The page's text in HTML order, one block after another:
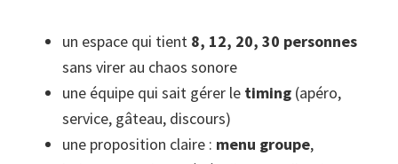
un espace qui tient 8, 12, 20, 30 personnes
sans virer au chaos sonore
une équipe qui sait gérer le timing (apéro,
service, gâteau, discours)
une proposition claire : menu groupe,